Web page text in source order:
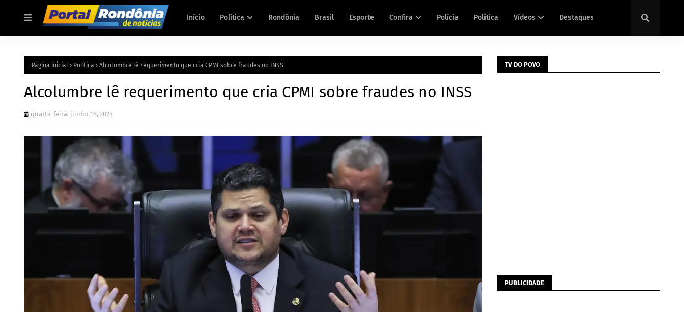
Início Política Rondônia Brasil Esporte Confira Polícia Política Vídeos Destaques
Página inicial Política Alcolumbre lê requerimento que cria CPMI sobre fraudes no INSS
Alcolumbre lê requerimento que cria CPMI sobre fraudes no INSS
quarta-feira, junho 18, 2025
TV DO POVO
PUBLICIDADE